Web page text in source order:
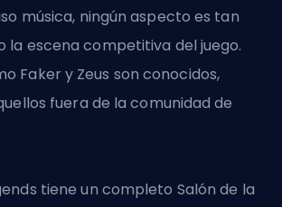
música, ningún aspecto es tan
la escena competitiva del juego.
Faker y Zeus son conocidos,
fuera de la comunidad de
tiene un completo Salón de la